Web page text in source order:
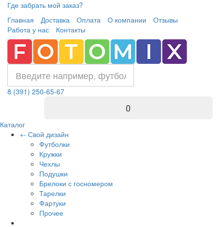
Где забрать мой заказ?
Главная
Доставка Оплата О компании
Отзывы
Работа у нас
Контакты
8 (391) 250-65-67
0
Каталог
+- Свой дизайн
Футболки
Кружки
Чехлы
Подушки
Брелоки с госномером
Тарелки
Фартуки
Прочее